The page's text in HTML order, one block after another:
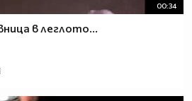
00:34
в леглото...